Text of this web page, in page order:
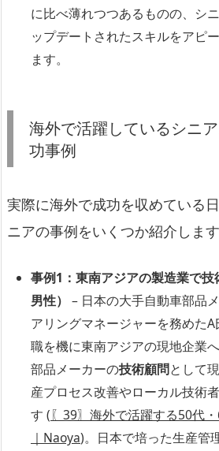
に比べ薄れつつあるものの、シ
ップデートされたスキルをアピ
ます。
海外で活躍しているシニ
功事例
実際に海外で成功を収めている
ニアの事例をいくつか紹介します
事例1：東南アジアの製造業で技
男性） – 日本の大手自動車部品
アリングマネージャーを務めた
職を機に東南アジアの現地企業
部品メーカーの技術顧問として
産プロセス改善やローカル技術
す (〖39〗海外で活躍する50代
｜Naoya)。日本で培った生産管